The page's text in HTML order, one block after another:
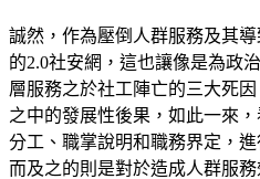
誠然，作為壓倒人群服務及其
的2.0社安網，這也讓像是為政
層服務之於社工陣亡的三大死
之中的發展性後果，如此一來
分工、職掌說明和職務界定，
而及之的則是對於造成人群服